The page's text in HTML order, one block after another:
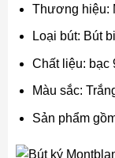
Thương hiệu:
Loại bút: Bút bi
Chất liệu: bạc
Màu sắc:
Sản phẩm